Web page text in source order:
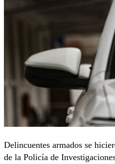
Delincuentes armados se
de la Policía de